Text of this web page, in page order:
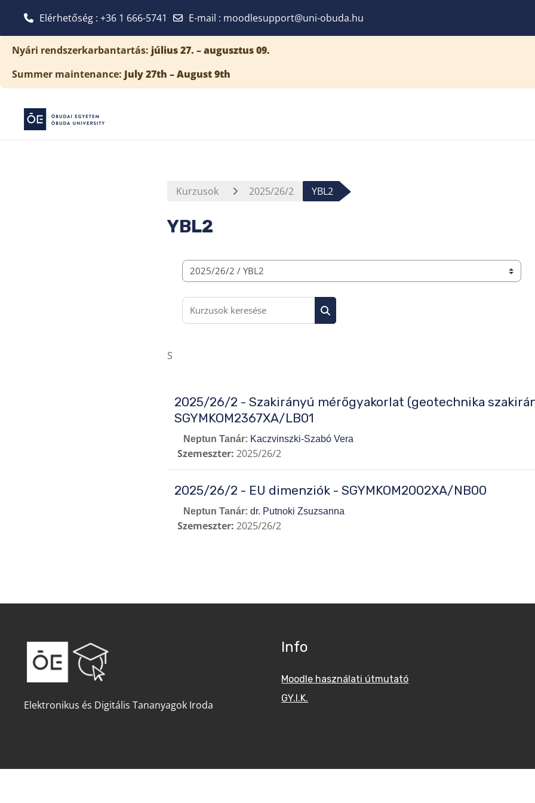
Tovább a fő tartalomhoz
Nyári rendszerkarbantartás: július 27. – augusztus 09.
Summer maintenance: July 27th – August 9th
Elérhetőség : +36 1 666-5741 E-mail : moodlesupport@uni-obuda.hu
Kurzusok 2025/26/2 YBL2
YBL2
Kurzuskategóriák
Kurzusok keresése
Kurzusok keresése
S
2025/26/2 - Szakirányú mérőgyakorlat (geotechnika
SGYMKOM2367XA/LB01
Neptun Tanár: Kaczvinszki-Szabó Vera
Szemeszter: 2025/26/2
2025/26/2 - EU dimenziók - SGYMKOM2002XA/NB00
Neptun Tanár: dr. Putnoki Zsuzsanna
Szemeszter: 2025/26/2
Elektronikus és Digitális Tananyagok Iroda
Info
Moodle használati útmutató
GY.I.K.